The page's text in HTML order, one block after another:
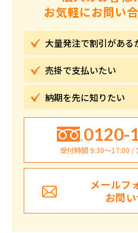
お気軽にお問い
大量発注で割引がある
売掛で支払いたい
納期を先に知りたい
0120-
受付時間 9:30〜17:00 /
メールフ
お問